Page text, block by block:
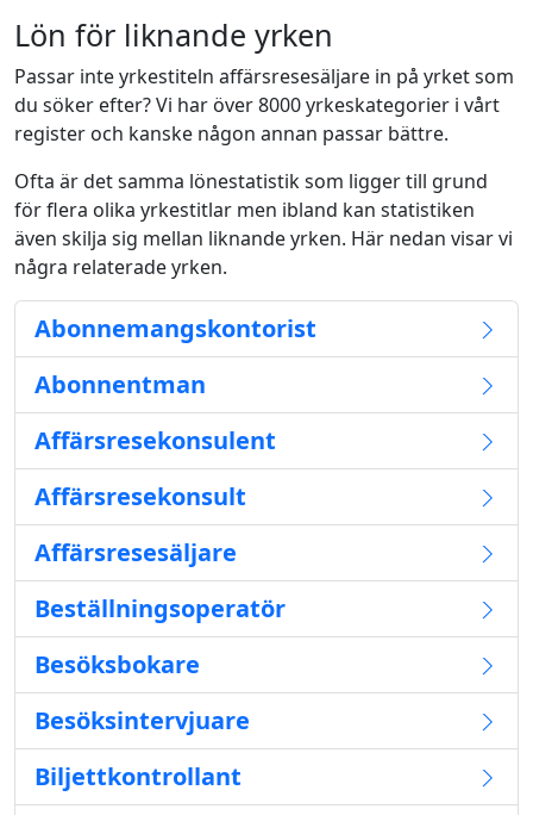
Lön för liknande yrken
Passar inte yrkestiteln affärsresesäljare in på yrket som
du söker efter? Vi har över 8000 yrkeskategorier i vårt
register och kanske någon annan passar bättre.
Ofta är det samma lönestatistik som ligger till grund
för flera olika yrkestitlar men ibland kan statistiken
även skilja sig mellan liknande yrken. Här nedan visar vi
några relaterade yrken.
Abonnemangskontorist
Abonnentman
Affärsresekonsulent
Affärsresekonsult
Affärsresesäljare
Beställningsoperatör
Besöksbokare
Besöksintervjuare
Biljettkontrollant